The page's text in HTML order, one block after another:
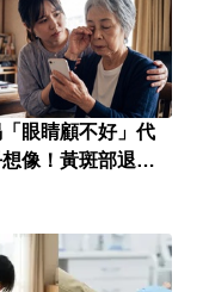
眼睛顧不好」代
像！黃斑部退化
悶